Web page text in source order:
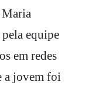
Maria
equipe
em redes
a jovem foi